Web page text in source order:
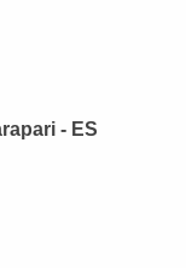
- ES